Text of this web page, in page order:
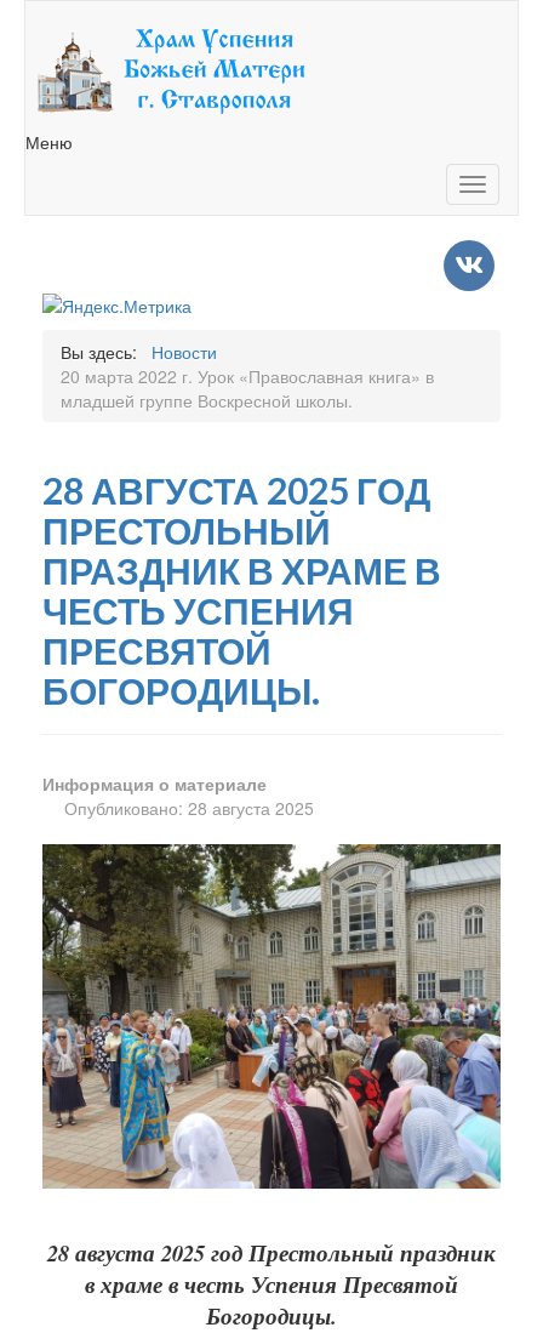
Меню
Toggle
Вы здесь:
Новости
20 марта 2022 г. Урок «Православная книга» в
младшей группе Воскресной школы.
28 АВГУСТА 2025 ГОД
ПРЕСТОЛЬНЫЙ
ПРАЗДНИК В ХРАМЕ В
ЧЕСТЬ УСПЕНИЯ
ПРЕСВЯТОЙ
БОГОРОДИЦЫ.
Информация о материале
Опубликовано: 28 августа 2025
28 августа 2025 год Престольный праздник
в храме в честь Успения Пресвятой
Богородицы.